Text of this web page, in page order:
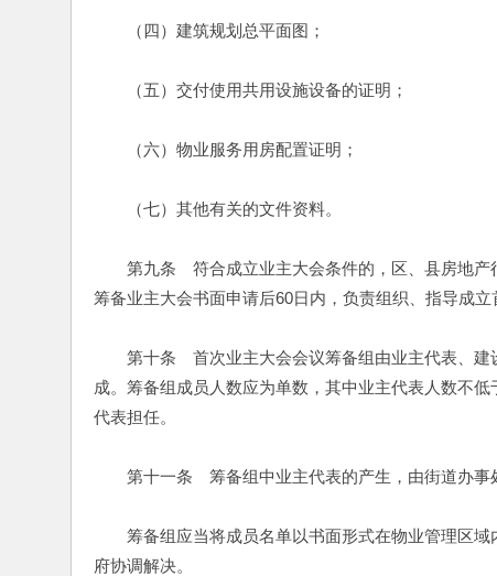
（四）建筑规划总平面图；
（五）交付使用共用设施设备的证明；
（六）物业服务用房配置证明；
（七）其他有关的文件资料。
第九条　符合成立业主大会条件的，区、县房地产
筹备业主大会书面申请后60日内，负责组织、指导成立
第十条　首次业主大会会议筹备组由业主代表、建
成。筹备组成员人数应为单数，其中业主代表人数不
代表担任。
第十一条　筹备组中业主代表的产生，由街道办事
筹备组应当将成员名单以书面形式在物业管理区域
府协调解决。